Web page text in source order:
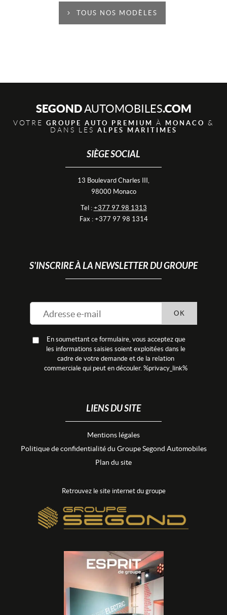
TOUS NOS MODÈLES
SEGONDAUTOMOBILES.COM
VOTRE GROUPE AUTO PREMIUM À MONACO &
DANS LES ALPES MARITIMES
SIÈGE SOCIAL
13 Boulevard Charles III,
98000 Monaco
Tel : +377 97 98 1313
Fax : +377 97 98 1314
S'INSCRIRE À LA NEWSLETTER DU GROUPE
En soumettant ce formulaire, vous acceptez que
les informations saisies soient exploitées dans le
cadre de votre demande et de la relation
commerciale qui peut en découler. %privacy_link%
OK
LIENS DU SITE
Mentions légales
Politique de confidentialité du Groupe Segond Automobiles
Plan du site
Retrouvez le site internet du groupe